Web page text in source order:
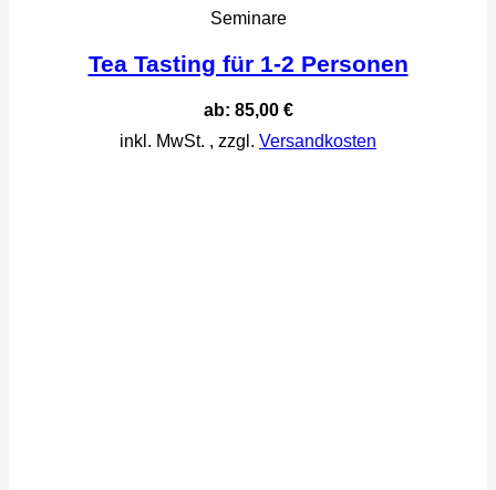
Seminare
Tea Tasting für 1-2 Personen
ab: 85,00 €
inkl. MwSt. , zzgl. Versandkosten